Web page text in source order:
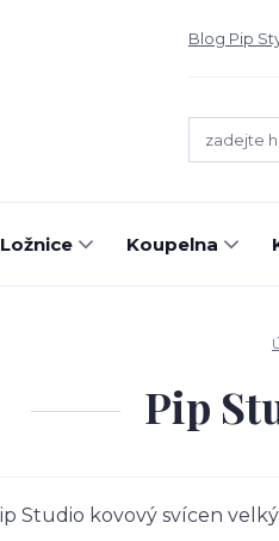
Blog Pip
Ložnice Koupelna
Pip